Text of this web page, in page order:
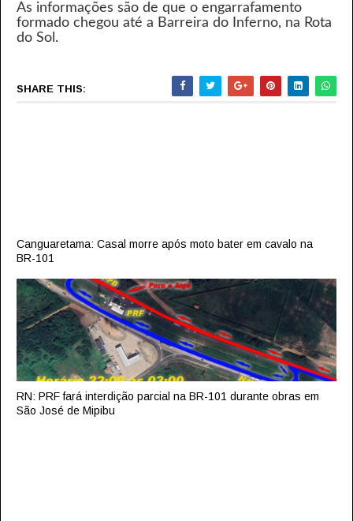
As informações são de que o engarrafamento
formado chegou até a Barreira do Inferno, na Rota
do Sol.
SHARE THIS:
Canguaretama: Casal morre após moto bater em cavalo na
BR-101
RN: PRF fará interdição parcial na BR-101 durante obras em
São José de Mipibu